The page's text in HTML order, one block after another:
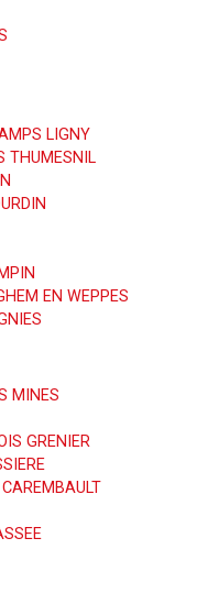
LIGNY
THUMESNIL
EN WEPPES
MINES
GRENIER